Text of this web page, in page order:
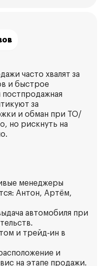
часто хвалят за
и быстрое
за
и обман при ТО/
но рискнуть на
менеджеры
Антон, Артём,
автомобиля при
и трейд‑ин в
и
на этапе продажи.